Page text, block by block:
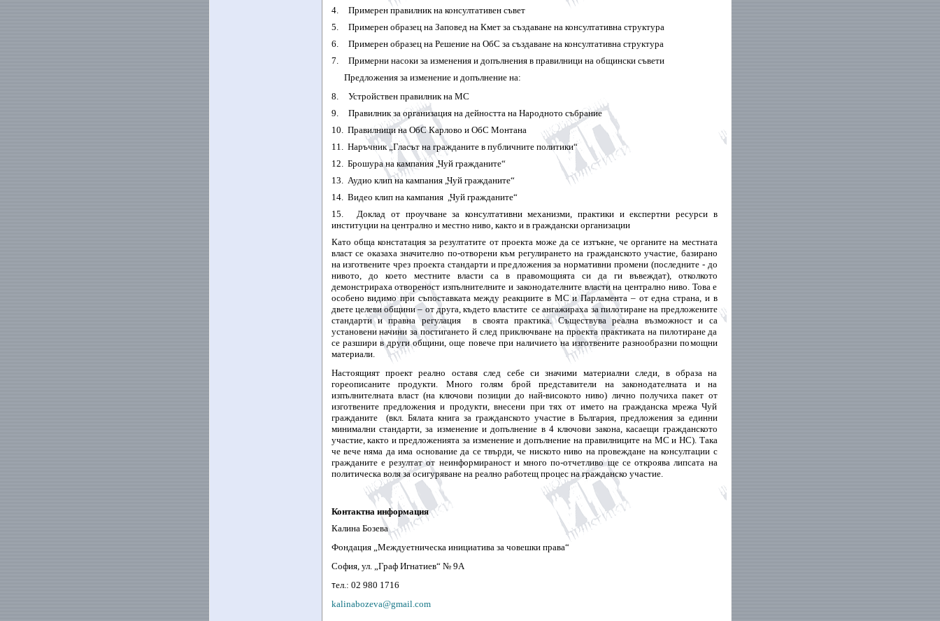
4.
Примерен правилник на консултативен съвет
5.
Примерен образец на Заповед на Кмет за създаване на консултативна структура
6.
Примерен образец на Решение на ОбС за създаване на консултативна структура
7.
Примерни насоки за изменения и допълнения в правилници на общински съвети
Предложения за изменение и допълнение на:
8.
Устройствен правилник на МС
9.
Правилник за организация на дейността на Народното събрание
10. Правилници на ОбС Карлово и ОбС Монтана
11. Наръчник „Гласът на гражданите в публичните политики“
12. Брошура на кампания „Чуй гражданите“
13. Аудио клип на кампания „Чуй гражданите“
14. Видео клип на кампания „Чуй гражданите“
15.
Доклад от проучване за консултативни механизми, практики и експертни ресурси в
институции на централно и местно ниво, както и в граждански организации
Като обща констатация за резултатите от проекта може да се изтъкне, че органите на местната
власт се оказаха значително по-отворени към регулирането на гражданското участие, базирано
на изготвените чрез проекта стандарти и предложения за нормативни промени (последните - до
нивото, до което местните власти са в правомощията си да ги въвеждат), отколкото
демонстрираха отвореност изпълнителните и законодателните власти на централно ниво. Това е
особено видимо при съпоставката между реакциите в МС и Парламента – от една страна, и в
двете целеви общини – от друга, където властите се ангажираха за пилотиране на предложените
стандарти и правна регулация
в своята практика. Съществува реална възможност и са
установени начини за постигането й след приключване на проекта практиката на пилотиране да
се разшири в други общини, още повече при наличието на изготвените разнообразни помощни
материали.
Настоящият проект реално оставя след себе си значими материални следи, в образа на
гореописаните продукти. Много голям брой представители на законодателната и на
изпълнителната власт (на ключови позиции до най-високото ниво) лично получиха пакет от
изготвените предложения и продукти, внесени при тях от името на гражданска мрежа Чуй
гражданите
(вкл. Бялата книга за гражданското участие в България, предложения за единни
минимални стандарти, за изменение и допълнение в 4 ключови закона, касаещи гражданското
участие, както и предложенията за изменение и допълнение на правилниците на МС и НС). Така
че вече няма да има основание да се твърди, че ниското ниво на провеждане на консултации с
гражданите е резултат от неинформираност и много по-отчетливо ще се откроява липсата на
политическа воля за осигуряване на реално работещ процес на гражданско участие.
Контактна информация
Калина Бозева
Фондация „Междуетническа инициатива за човешки права“
София, ул. „Граф Игнатиев“ № 9А
тел.: 02 980 1716
kalinabozeva@gmail.com